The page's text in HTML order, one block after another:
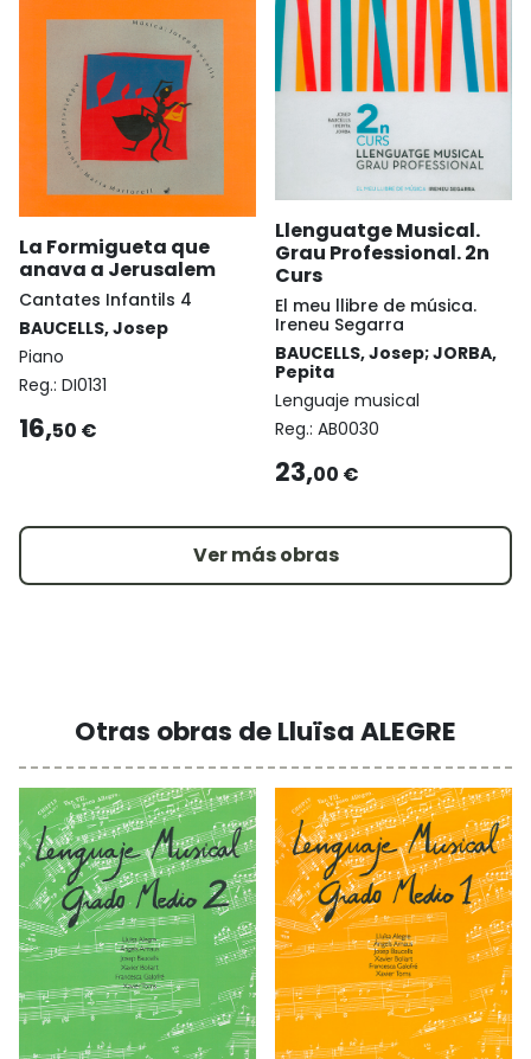
La Formigueta que
anava a Jerusalem
Cantates Infantils 4
BAUCELLS, Josep
Piano
Reg.: DI0131
16,50 €
Llenguatge Musical.
Grau Professional. 2n
Curs
El meu llibre de música.
Ireneu Segarra
BAUCELLS, Josep; JORBA,
Pepita
Lenguaje musical
Reg.: AB0030
23,00 €
Ver más obras
Otras obras de Lluïsa ALEGRE